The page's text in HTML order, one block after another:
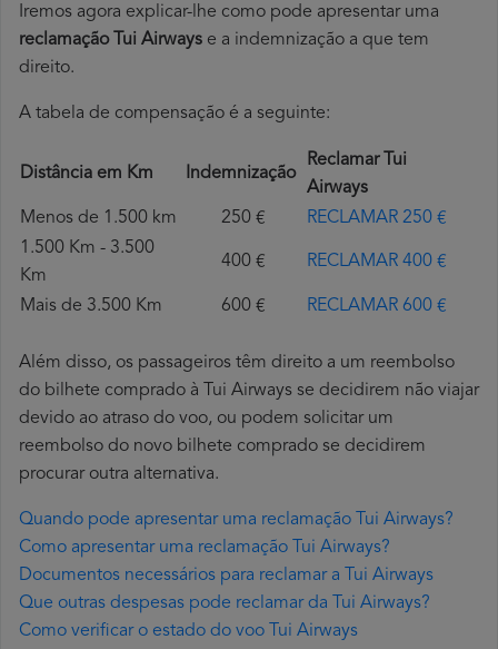
Iremos agora explicar-lhe como pode apresentar uma
reclamação Tui Airways e a indemnização a que tem
direito.
A tabela de compensação é a seguinte:
Distância em Km Indemnização
Reclamar Tui
Airways
Menos de 1.500 km
250 €
RECLAMAR 250 €
1.500 Km - 3.500
Km
400 € RECLAMAR 400 €
Mais de 3.500 Km 600 € RECLAMAR 600 €
Além disso, os passageiros têm direito a um reembolso
do bilhete comprado à Tui Airways se decidirem não viajar
devido ao atraso do voo, ou podem solicitar um
reembolso do novo bilhete comprado se decidirem
procurar outra alternativa.
Quando pode apresentar uma reclamação Tui Airways?
Como apresentar uma reclamação Tui Airways?
Documentos necessários para reclamar a Tui Airways
Que outras despesas pode reclamar da Tui Airways?
Como verificar o estado do voo Tui Airways